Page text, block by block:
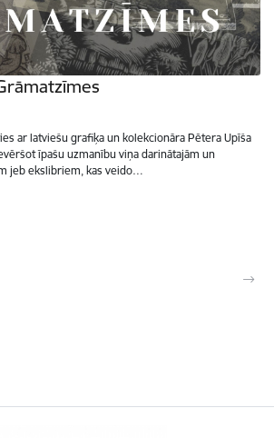
ar latviešu grafiķa un kolekcionāra Pētera Upīša
īpašu uzmanību viņa darinātajām un
jeb ekslibriem, kas veido…